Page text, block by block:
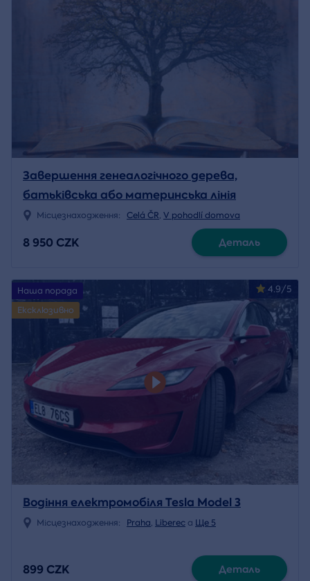
Завершення генеалогічного дерева,
батьківська або материнська лінія
Місцезнаходження: Celá ČR, V pohodlí domova
8 950 CZK Деталь
4.9/5
Наша порада
Ексклюзивно
Водіння електромобіля Tesla Model 3
Місцезнаходження: Praha, Liberec a Ще 5
899 CZK Деталь